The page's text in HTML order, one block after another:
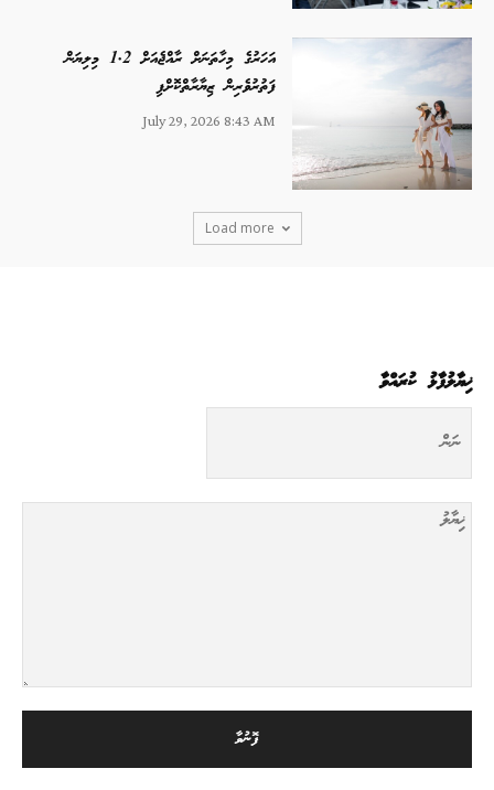
އަހަރުގެ މިހާތަނަށް ރާއްޖެއަށް 1.2 މިލިޔަން
ފަތުރުވެރިން ޒިޔާރާތްކޮށްފި
July 29, 2026 8:43 AM
Load more
ޚިޔާލުފާޅު ކުރައްވާ